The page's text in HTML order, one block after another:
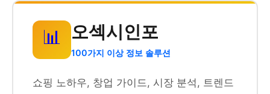
📊 오섹시인포
100가지 이상 정보 솔루션
쇼핑 노하우, 창업 가이드, 시장 분석, 트렌드